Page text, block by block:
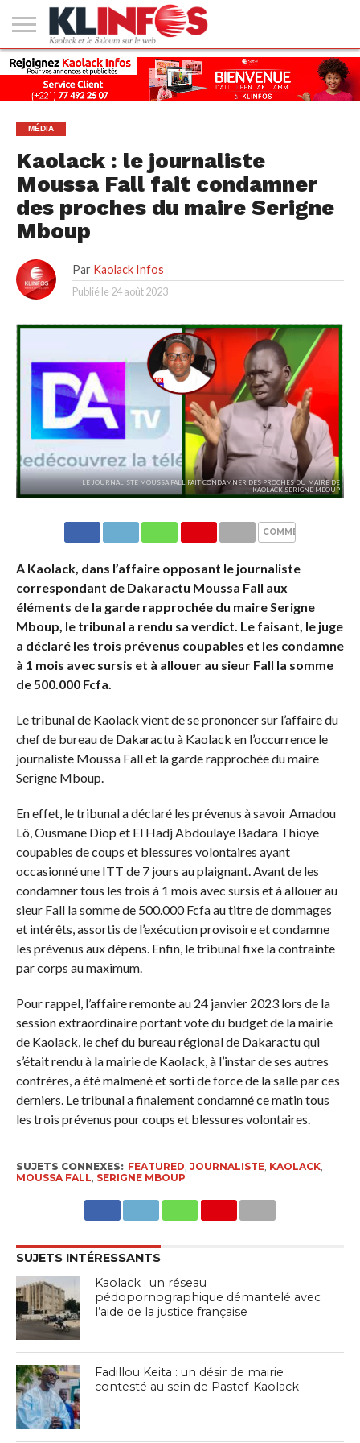
#2
(PAS
DE
TITRE)
KAOLACK
POLITIQUE
ECONOMIE
SOCIÉTÉ
CULTURE
PEOPLE
SPORT
SANTÉ
AFRIQUE
INTERNATIONAL
EMPLOI &
FORMATION
MÉDIA
Kaolack : le journaliste
Moussa Fall fait condamner
des proches du maire Serigne
Mboup
Par Kaolack Infos
Publié le 24 août 2023
LE JOURNALISTE MOUSSA FALL FAIT CONDAMNER DES PROCHES DU MAIRE DE
KAOLACK SERIGNE MBOUP
COMMENTAIRES
A Kaolack, dans l’affaire opposant le journaliste
correspondant de Dakaractu Moussa Fall aux
éléments de la garde rapprochée du maire Serigne
Mboup, le tribunal a rendu sa verdict. Le faisant, le juge
a déclaré les trois prévenus coupables et les condamne
à 1 mois avec sursis et à allouer au sieur Fall la somme
de 500.000 Fcfa.
Le tribunal de Kaolack vient de se prononcer sur l’affaire du
chef de bureau de Dakaractu à Kaolack en l’occurrence le
journaliste Moussa Fall et la garde rapprochée du maire
Serigne Mboup.
En effet, le tribunal a déclaré les prévenus à savoir Amadou
Lô, Ousmane Diop et El Hadj Abdoulaye Badara Thioye
coupables de coups et blessures volontaires ayant
occasionné une ITT de 7 jours au plaignant. Avant de les
condamner tous les trois à 1 mois avec sursis et à allouer au
sieur Fall la somme de 500.000 Fcfa au titre de dommages
et intérêts, assortis de l’exécution provisoire et condamne
les prévenus aux dépens. Enfin, le tribunal fixe la contrainte
par corps au maximum.
Pour rappel, l’affaire remonte au 24 janvier 2023 lors de la
session extraordinaire portant vote du budget de la mairie
de Kaolack, le chef du bureau régional de Dakaractu qui
s’était rendu à la mairie de Kaolack, à l’instar de ses autres
confrères, a été malmené et sorti de force de la salle par ces
derniers. Le tribunal a finalement condamné ce matin tous
les trois prévenus pour coups et blessures volontaires.
SUJETS CONNEXES: FEATURED JOURNALISTE, KAOLACK,
MOUSSA FALL SERIGNE MBOUP
SUJETS INTÉRESSANTS
Kaolack : un réseau
pédopornographique démantelé avec
l’aide de la justice française
Fadillou Keita : un désir de mairie
contesté au sein de Pastef-Kaolack